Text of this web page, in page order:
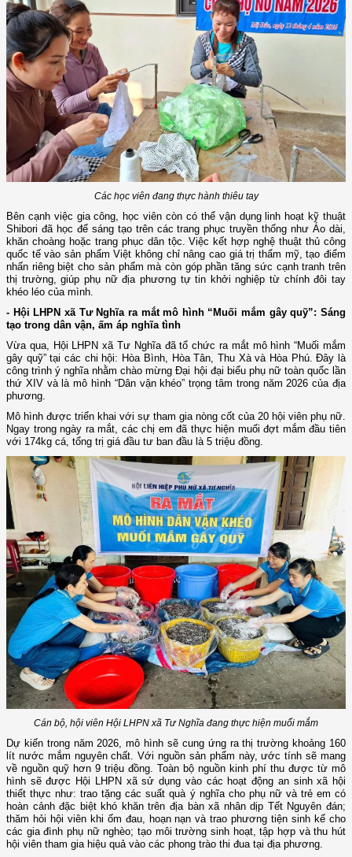
Các học viên đang thực hành thiêu tay
Bên cạnh việc gia công, học viên còn có thể vận dụng linh hoạt kỹ thuật
Shibori đã học để sáng tạo trên các trang phục truyền thống như Áo dài,
khăn choàng hoặc trang phục dân tộc. Việc kết hợp nghệ thuật thủ công
quốc tế vào sản phẩm Việt không chỉ nâng cao giá trị thẩm mỹ, tạo điểm
nhấn riêng biệt cho sản phẩm mà còn góp phần tăng sức cạnh tranh trên
thị trường, giúp phụ nữ địa phương tự tin khởi nghiệp từ chính đôi tay
khéo léo của mình.
- Hội LHPN xã Tư Nghĩa ra mắt mô hình “Muối mắm gây quỹ”: Sáng
tạo trong dân vận, ấm áp nghĩa tình
Vừa qua, Hội LHPN xã Tư Nghĩa đã tổ chức ra mắt mô hình “Muối mắm
gây quỹ” tại các chi hội: Hòa Bình, Hòa Tân, Thu Xà và Hòa Phú. Đây là
công trình ý nghĩa nhằm chào mừng Đại hội đại biểu phụ nữ toàn quốc lần
thứ XIV và là mô hình “Dân vận khéo” trọng tâm trong năm 2026 của địa
phương.
Mô hình được triển khai với sự tham gia nòng cốt của 20 hội viên phụ nữ.
Ngay trong ngày ra mắt, các chị em đã thực hiện muối đợt mắm đầu tiên
với 174kg cá, tổng trị giá đầu tư ban đầu là 5 triệu đồng.
Cán bộ, hội viên Hội LHPN xã Tư Nghĩa đang thực hiện muối mắm
Dự kiến trong năm 2026, mô hình sẽ cung ứng ra thị trường khoảng 160
lít nước mắm nguyên chất. Với nguồn sản phẩm này, ước tính sẽ mang
về nguồn quỹ hơn 9 triệu đồng. Toàn bộ nguồn kinh phí thu được từ mô
hình sẽ được Hội LHPN xã sử dụng vào các hoạt động an sinh xã hội
thiết thực như: trao tặng các suất quà ý nghĩa cho phụ nữ và trẻ em có
hoàn cảnh đặc biệt khó khăn trên địa bàn xã nhân dịp Tết Nguyên đán;
thăm hỏi hội viên khi ốm đau, hoạn nạn và trao phương tiện sinh kế cho
các gia đình phụ nữ nghèo; tạo môi trường sinh hoạt, tập hợp và thu hút
hội viên tham gia hiệu quả vào các phong trào thi đua tại địa phương.